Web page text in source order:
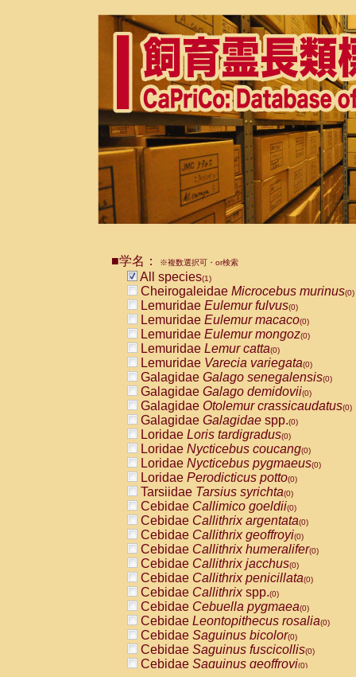
■学名： ※複数選択可・or検索
All species(1)
Cheirogaleidae Microcebus murinus(0)
Lemuridae Eulemur fulvus(0)
Lemuridae Eulemur macaco(0)
Lemuridae Eulemur mongoz(0)
Lemuridae Lemur catta(0)
Lemuridae Varecia variegata(0)
Galagidae Galago senegalensis(0)
Galagidae Galago demidovii(0)
Galagidae Otolemur crassicaudatus(0)
Galagidae Galagidae spp.(0)
Loridae Loris tardigradus(0)
Loridae Nycticebus coucang(0)
Loridae Nycticebus pygmaeus(0)
Loridae Perodicticus potto(0)
Tarsiidae Tarsius syrichta(0)
Cebidae Callimico goeldii(0)
Cebidae Callithrix argentata(0)
Cebidae Callithrix geoffroyi(0)
Cebidae Callithrix humeralifer(0)
Cebidae Callithrix jacchus(0)
Cebidae Callithrix penicillata(0)
Cebidae Callithrixspp.(0)
Cebidae Cebuella pygmaea(0)
Cebidae Leontopithecus rosalia(0)
Cebidae Saguinus bicolor(0)
Cebidae Saguinus fuscicollis(0)
Cebidae Saguinus geoffroyi(0)